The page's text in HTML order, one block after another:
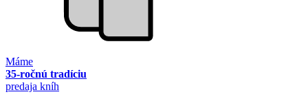
Máme
35-ročnú tradíciu
predaja kníh